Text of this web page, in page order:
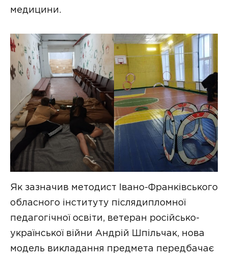
медицини.
Як зазначив методист Івано-Франківського
обласного інституту післядипломної
педагогічної освіти, ветеран російсько-
української війни Андрій Шпільчак, нова
модель викладання предмета передбачає